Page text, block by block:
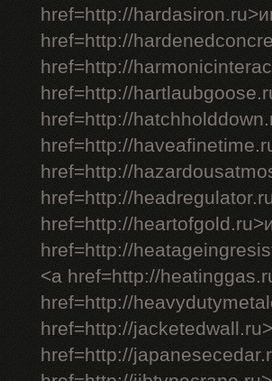
href=http://
href=http://
href=http://
href=http://
href=http://
href=http://
href=http://
href=http://
href=http://
href=http://
<a href=http://
href=http://
href=http://
href=http://